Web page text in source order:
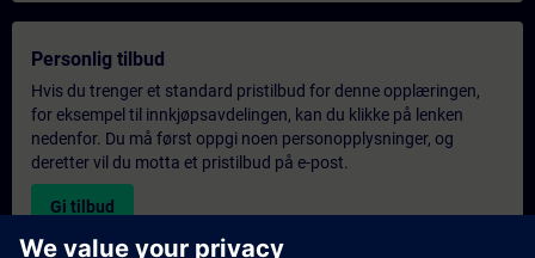
Personlig tilbud
Hvis du trenger et standard pristilbud for denne opplæringen,
for eksempel til innkjøpsavdelingen, kan du klikke på lenken
nedenfor. Du må først oppgi noen personopplysninger, og
deretter vil du motta et pristilbud på e-post.
Gi tilbud